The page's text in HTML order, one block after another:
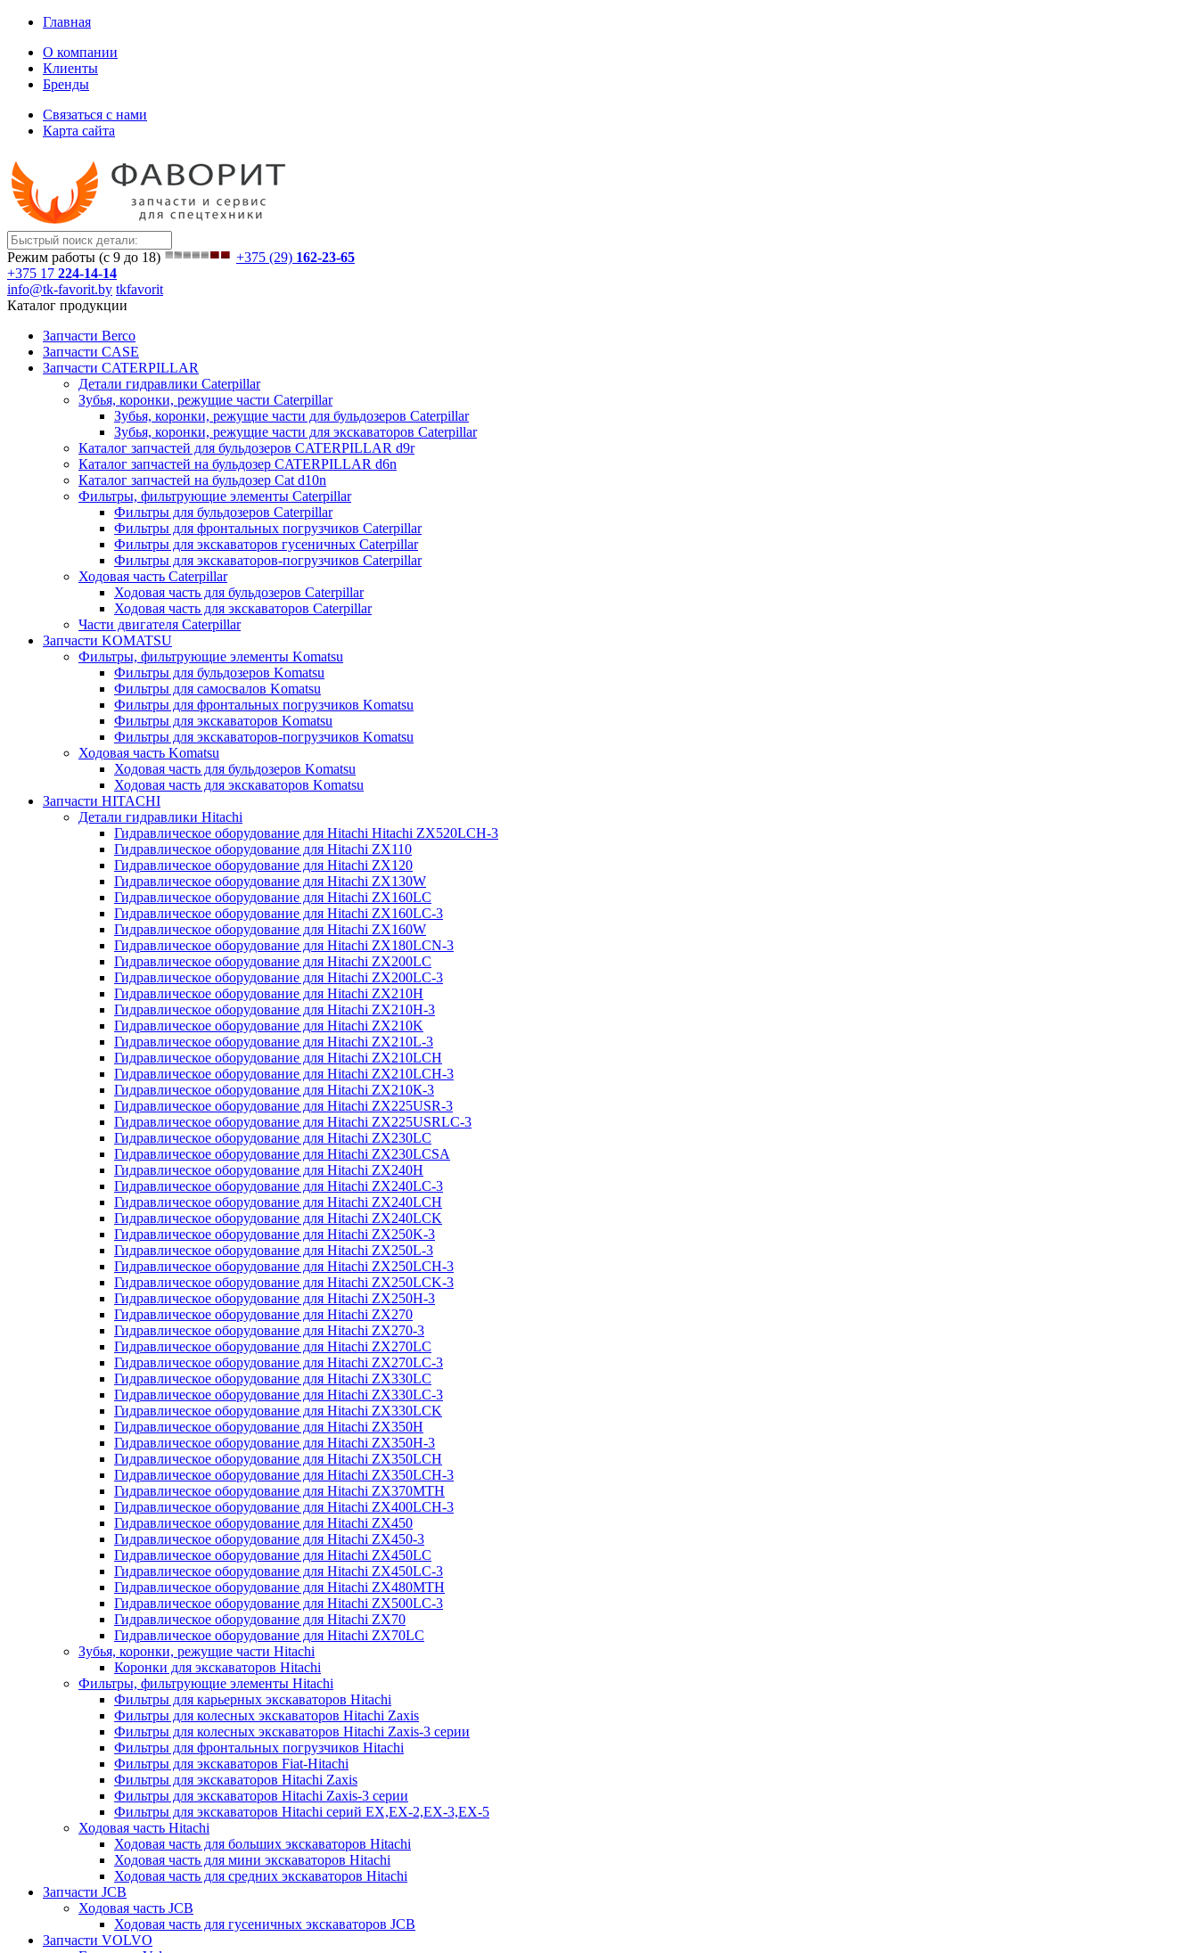
Главная
О компании
Клиенты
Бренды
Связаться с нами
Карта сайта
Режим работы (с 9 до 18) +375 (29) 162-23-65
+375 17 224-14-14
info@tk-favorit.by tkfavorit
Каталог продукции
Запчасти Berco
Запчасти CASE
Запчасти CATERPILLAR
Детали гидравлики Caterpillar
Зубья, коронки, режущие части Caterpillar
Зубья, коронки, режущие части для бульдозеров Caterpillar
Зубья, коронки, режущие части для экскаваторов Caterpillar
Каталог запчастей для бульдозеров CATERPILLAR d9r
Каталог запчастей на бульдозер CATERPILLAR d6n
Каталог запчастей на бульдозер Сat d10n
Фильтры, фильтрующие элементы Caterpillar
Фильтры для бульдозеров Caterpillar
Фильтры для фронтальных погрузчиков Caterpillar
Фильтры для экскаваторов гусеничных Caterpillar
Фильтры для экскаваторов-погрузчиков Caterpillar
Ходовая часть Caterpillar
Ходовая часть для бульдозеров Caterpillar
Ходовая часть для экскаваторов Caterpillar
Части двигателя Caterpillar
Запчасти KOMATSU
Фильтры, фильтрующие элементы Komatsu
Фильтры для бульдозеров Komatsu
Фильтры для самосвалов Komatsu
Фильтры для фронтальных погрузчиков Komatsu
Фильтры для экскаваторов Komatsu
Фильтры для экскаваторов-погрузчиков Komatsu
Ходовая часть Komatsu
Ходовая часть для бульдозеров Komatsu
Ходовая часть для экскаваторов Komatsu
Запчасти HITACHI
Детали гидравлики Hitachi
Гидравлическое оборудование для Hitachi Hitachi ZX520LCH-3
Гидравлическое оборудование для Hitachi ZX110
Гидравлическое оборудование для Hitachi ZX120
Гидравлическое оборудование для Hitachi ZX130W
Гидравлическое оборудование для Hitachi ZX160LC
Гидравлическое оборудование для Hitachi ZX160LC-3
Гидравлическое оборудование для Hitachi ZX160W
Гидравлическое оборудование для Hitachi ZX180LCN-3
Гидравлическое оборудование для Hitachi ZX200LC
Гидравлическое оборудование для Hitachi ZX200LC-3
Гидравлическое оборудование для Hitachi ZX210H
Гидравлическое оборудование для Hitachi ZX210H-3
Гидравлическое оборудование для Hitachi ZX210K
Гидравлическое оборудование для Hitachi ZX210L-3
Гидравлическое оборудование для Hitachi ZX210LCH
Гидравлическое оборудование для Hitachi ZX210LCH-3
Гидравлическое оборудование для Hitachi ZX210К-3
Гидравлическое оборудование для Hitachi ZX225USR-3
Гидравлическое оборудование для Hitachi ZX225USRLC-3
Гидравлическое оборудование для Hitachi ZX230LC
Гидравлическое оборудование для Hitachi ZX230LCSA
Гидравлическое оборудование для Hitachi ZX240H
Гидравлическое оборудование для Hitachi ZX240LC-3
Гидравлическое оборудование для Hitachi ZX240LCH
Гидравлическое оборудование для Hitachi ZX240LCK
Гидравлическое оборудование для Hitachi ZX250K-3
Гидравлическое оборудование для Hitachi ZX250L-3
Гидравлическое оборудование для Hitachi ZX250LCH-3
Гидравлическое оборудование для Hitachi ZX250LCK-3
Гидравлическое оборудование для Hitachi ZX250Н-3
Гидравлическое оборудование для Hitachi ZX270
Гидравлическое оборудование для Hitachi ZX270-3
Гидравлическое оборудование для Hitachi ZX270LC
Гидравлическое оборудование для Hitachi ZX270LC-3
Гидравлическое оборудование для Hitachi ZX330LC
Гидравлическое оборудование для Hitachi ZX330LC-3
Гидравлическое оборудование для Hitachi ZX330LCK
Гидравлическое оборудование для Hitachi ZX350H
Гидравлическое оборудование для Hitachi ZX350H-3
Гидравлическое оборудование для Hitachi ZX350LCH
Гидравлическое оборудование для Hitachi ZX350LCH-3
Гидравлическое оборудование для Hitachi ZX370MTH
Гидравлическое оборудование для Hitachi ZX400LCH-3
Гидравлическое оборудование для Hitachi ZX450
Гидравлическое оборудование для Hitachi ZX450-3
Гидравлическое оборудование для Hitachi ZX450LC
Гидравлическое оборудование для Hitachi ZX450LC-3
Гидравлическое оборудование для Hitachi ZX480MTH
Гидравлическое оборудование для Hitachi ZX500LC-3
Гидравлическое оборудование для Hitachi ZX70
Гидравлическое оборудование для Hitachi ZX70LC
Зубья, коронки, режущие части Hitachi
Коронки для экскаваторов Hitachi
Фильтры, фильтрующие элементы Hitachi
Фильтры для карьерных экскаваторов Hitachi
Фильтры для колесных экскаваторов Hitachi Zaxis
Фильтры для колесных экскаваторов Hitachi Zaxis-3 серии
Фильтры для фронтальных погрузчиков Hitachi
Фильтры для экскаваторов Fiat-Hitachi
Фильтры для экскаваторов Hitachi Zaxis
Фильтры для экскаваторов Hitachi Zaxis-3 серии
Фильтры для экскаваторов Hitachi серий EX,EX-2,EX-3,EX-5
Ходовая часть Hitachi
Ходовая часть для больших экскаваторов Hitachi
Ходовая часть для мини экскаваторов Hitachi
Ходовая часть для средних экскаваторов Hitachi
Запчасти JCB
Ходовая часть JCB
Ходовая часть для гусеничных экскаваторов JCB
Запчасти VOLVO